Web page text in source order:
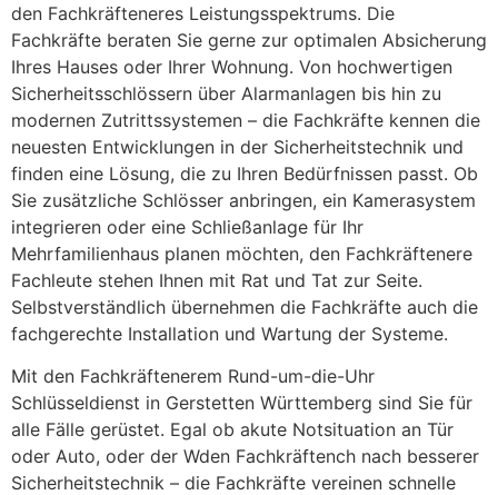
den Fachkräfteneres Leistungsspektrums. Die
Fachkräfte beraten Sie gerne zur optimalen Absicherung
Ihres Hauses oder Ihrer Wohnung. Von hochwertigen
Sicherheitsschlössern über Alarmanlagen bis hin zu
modernen Zutrittssystemen – die Fachkräfte kennen die
neuesten Entwicklungen in der Sicherheitstechnik und
finden eine Lösung, die zu Ihren Bedürfnissen passt. Ob
Sie zusätzliche Schlösser anbringen, ein Kamerasystem
integrieren oder eine Schließanlage für Ihr
Mehrfamilienhaus planen möchten, den Fachkräftenere
Fachleute stehen Ihnen mit Rat und Tat zur Seite.
Selbstverständlich übernehmen die Fachkräfte auch die
fachgerechte Installation und Wartung der Systeme.
Mit den Fachkräftenerem Rund-um-die-Uhr
Schlüsseldienst in Gerstetten Württemberg sind Sie für
alle Fälle gerüstet. Egal ob akute Notsituation an Tür
oder Auto, oder der Wden Fachkräftench nach besserer
Sicherheitstechnik – die Fachkräfte vereinen schnelle